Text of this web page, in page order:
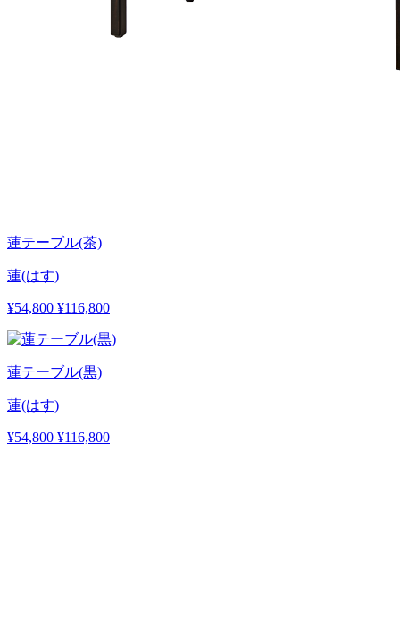
蓮テーブル(茶)
蓮(はす)
¥54,800 ¥116,800
蓮テーブル(黒)
蓮(はす)
¥54,800 ¥116,800